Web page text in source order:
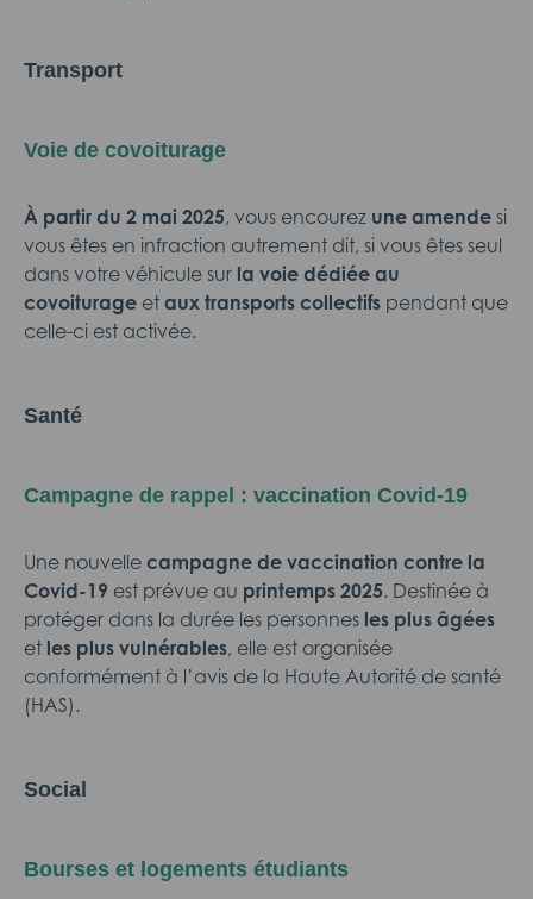
Transport
Voie de covoiturage
À partir du 2 mai 2025, vous encourez une amende si
vous êtes en infraction autrement dit, si vous êtes seul
dans votre véhicule sur la voie dédiée au
covoiturage et aux transports collectifs pendant que
celle-ci est activée.
Santé
Campagne de rappel : vaccination Covid-19
Une nouvelle campagne de vaccination contre la
Covid-19 est prévue au printemps 2025. Destinée à
protéger dans la durée les personnes les plus âgées
et les plus vulnérables, elle est organisée
conformément à l’avis de la Haute Autorité de santé
(HAS).
Social
Bourses et logements étudiants